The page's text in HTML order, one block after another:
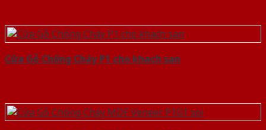
Cửa Gỗ Chống Cháy P1 cho khach san